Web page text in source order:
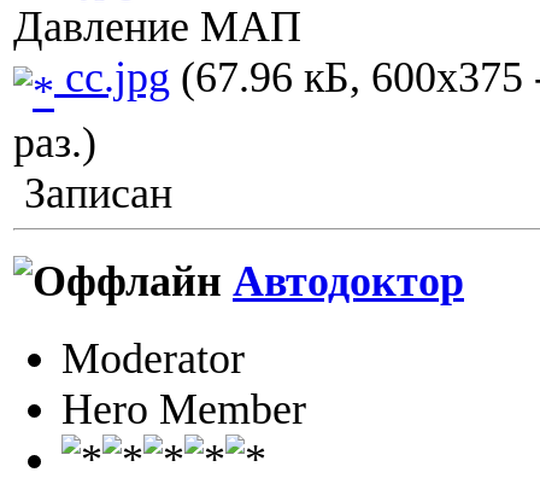
Давление МАП
cc.jpg (67.96 кБ, 600x375
раз.)
Записан
Автодоктор
Moderator
Hero Member